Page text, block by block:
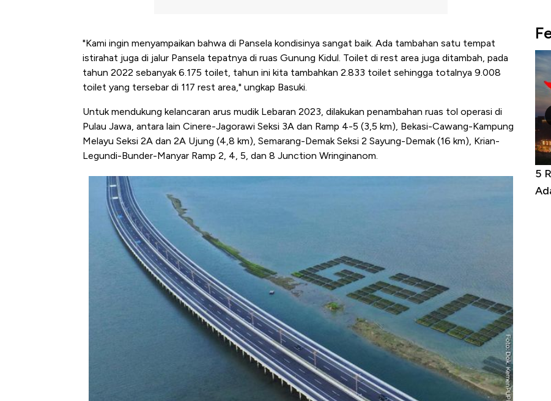
"Kami ingin menyampaikan bahwa di Pansela kondisinya sangat baik. Ada tambahan satu tempat
istirahat juga di jalur Pansela tepatnya di ruas Gunung Kidul. Toilet di rest area juga ditambah, pada
tahun 2022 sebanyak 6.175 toilet, tahun ini kita tambahkan 2.833 toilet sehingga totalnya 9.008
toilet yang tersebar di 117 rest area," ungkap Basuki.
Untuk mendukung kelancaran arus mudik Lebaran 2023, dilakukan penambahan ruas tol operasi di
Pulau Jawa, antara lain Cinere-Jagorawi Seksi 3A dan Ramp 4-5 (3,5 km), Bekasi-Cawang-Kampung
Melayu Seksi 2A dan 2A Ujung (4,8 km), Semarang-Demak Seksi 2 Sayung-Demak (16 km), Krian-
Legundi-Bunder-Manyar Ramp 2, 4, 5, dan 8 Junction Wringinanom.
Bangkit dari Kubur! Bisnis Furniture &
Alas Kaki Tumbuh Double Digit
Industri Susu Jadi Bintang Baru Ekonomi
5